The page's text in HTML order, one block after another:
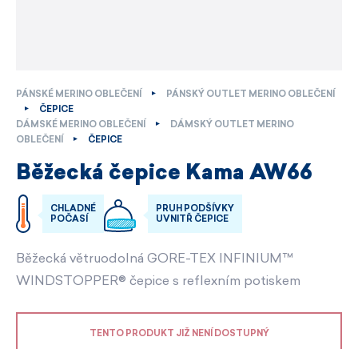
PÁNSKÉ MERINO OBLEČENÍ
PÁNSKÝ OUTLET MERINO OBLEČENÍ
ČEPICE
DÁMSKÉ MERINO OBLEČENÍ
DÁMSKÝ OUTLET MERINO
OBLEČENÍ
ČEPICE
Běžecká čepice Kama AW66
CHLADNÉ
POČASÍ
PRUH PODŠÍVKY
UVNITŘ ČEPICE
Běžecká větruodolná GORE-TEX INFINIUM™
WINDSTOPPER® čepice s reflexním potiskem
TENTO PRODUKT JIŽ NENÍ DOSTUPNÝ